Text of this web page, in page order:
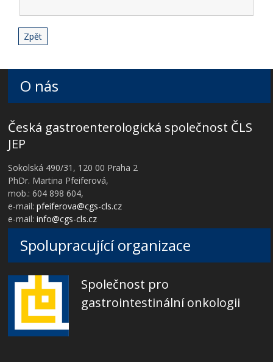
Zpět
O nás
Česká gastroenterologická společnost ČLS
JEP
Sokolská 490/31, 120 00 Praha 2
PhDr. Martina Pfeiferová,
mob.: 604 898 604,
e-mail:pfeiferova@cgs-cls.cz
e-mail:info@cgs-cls.cz
Spolupracující organizace
Společnost pro
gastrointestinální onkologii